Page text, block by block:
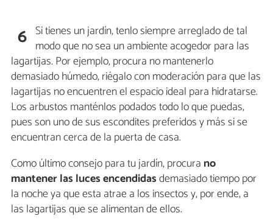
6 Si tienes un jardín, tenlo siempre arreglado de tal
modo que no sea un ambiente acogedor para las
lagartijas. Por ejemplo, procura no mantenerlo
demasiado húmedo, riégalo con moderación para que las
lagartijas no encuentren el espacio ideal para hidratarse.
Los arbustos manténlos podados todo lo que puedas,
pues son uno de sus escondites preferidos y más si se
encuentran cerca de la puerta de casa.
Como último consejo para tu jardín, procura no
mantener las luces encendidasdemasiado tiempo por
la noche ya que esta atrae a los insectos y, por ende, a
las lagartijas que se alimentan de ellos.